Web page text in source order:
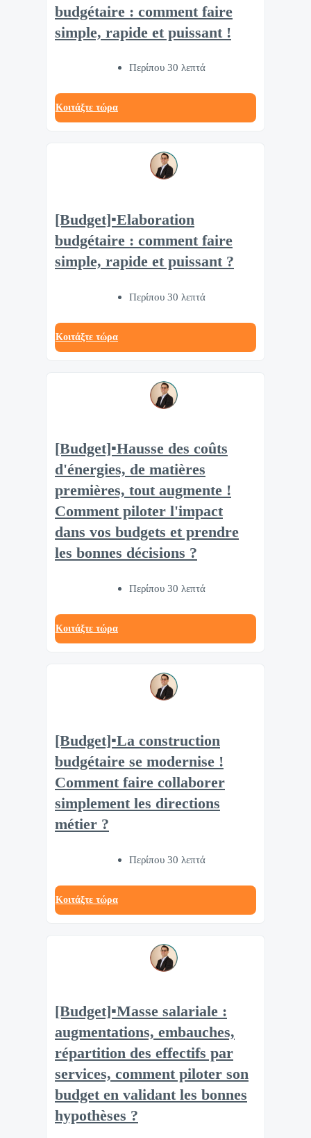
budgétaire : comment faire
simple, rapide et puissant !
Περίπου 30 λεπτά
Κοιτάξτε τώρα
[Budget]▪️Elaboration
budgétaire : comment faire
simple, rapide et puissant ?
Περίπου 30 λεπτά
Κοιτάξτε τώρα
[Budget]▪️Hausse des coûts
d'énergies, de matières
premières, tout augmente !
Comment piloter l'impact
dans vos budgets et prendre
les bonnes décisions ?
Περίπου 30 λεπτά
Κοιτάξτε τώρα
[Budget]▪️La construction
budgétaire se modernise !
Comment faire collaborer
simplement les directions
métier ?
Περίπου 30 λεπτά
Κοιτάξτε τώρα
[Budget]▪️Masse salariale :
augmentations, embauches,
répartition des effectifs par
services, comment piloter son
budget en validant les bonnes
hypothèses ?